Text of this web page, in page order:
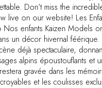
Don’t miss the
live on our website! Les
enfants Kaizen Models
un décor hivernal
déjà spectaculaire,
alpins époustouflants et
gravée dans les
et les coulisses